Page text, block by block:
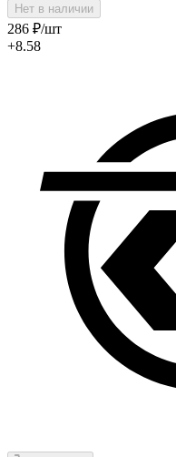
Нет в наличии
286 ₽/шт
+8.58